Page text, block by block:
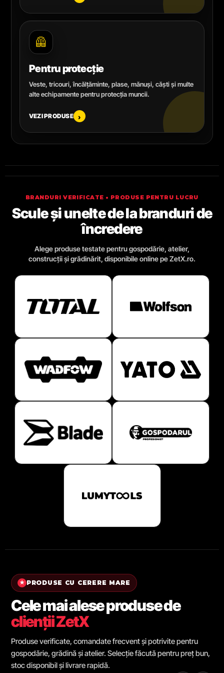
🦺
Pentru protecție
Veste, tricouri, încălțăminte, plase, mănuși, căști și multe
alte echipamente pentru protecția muncii.
VEZI PRODUSE ›
BRANDURI VERIFICATE • PRODUSE PENTRU LUCRU
Scule și unelte de la branduri de
încredere
Alege produse testate pentru gospodărie, atelier,
construcții și grădinărit, disponibile online pe ZetX.ro.
★ PRODUSE CU CERERE MARE
Cele mai alese produse de
clienții ZetX
Produse verificate, comandate frecvent și potrivite pentru
gospodărie, grădină și atelier. Selecție făcută pentru preț bun,
stoc disponibil și livrare rapidă.